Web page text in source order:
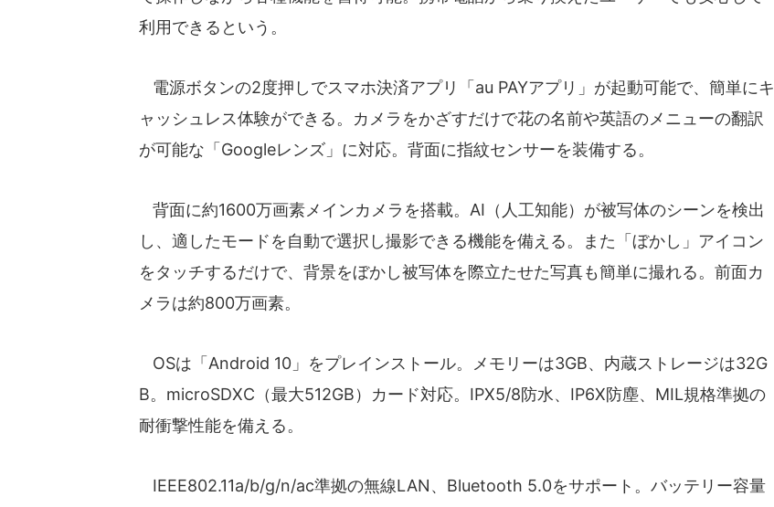
利用できるという。
電源ボタンの2度押しでスマホ決済アプリ「au PAYアプリ」が起動可能で、簡単にキ
ャッシュレス体験ができる。カメラをかざすだけで花の名前や英語のメニューの翻訳
が可能な「Googleレンズ」に対応。背面に指紋センサーを装備する。
背面に約1600万画素メインカメラを搭載。AI（人工知能）が被写体のシーンを検出
し、適したモードを自動で選択し撮影できる機能を備える。また「ぼかし」アイコン
をタッチするだけで、背景をぼかし被写体を際立たせた写真も簡単に撮れる。前面カ
メラは約800万画素。
OSは「Android 10」をプレインストール。メモリーは3GB、内蔵ストレージは32G
B。microSDXC（最大512GB）カード対応。IPX5/8防水、IP6X防塵、MIL規格準拠の
耐衝撃性能を備える。
IEEE802.11a/b/g/n/ac準拠の無線LAN、Bluetooth 5.0をサポート。バッテリー容量